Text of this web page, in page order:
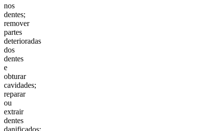
nos
dentes;
remover
partes
deterioradas
dos
dentes
e
obturar
cavidades;
reparar
ou
extrair
dentes
danificados;